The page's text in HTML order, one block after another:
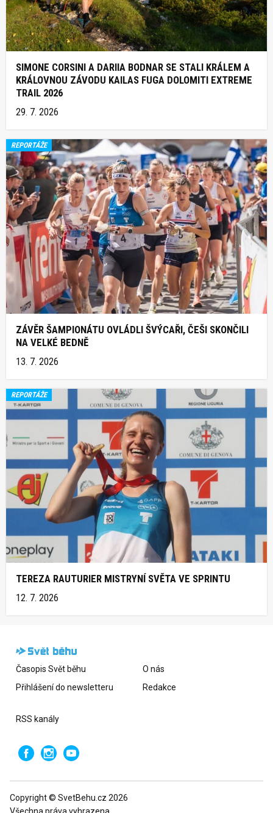
SIMONE CORSINI A DARIIA BODNAR SE STALI KRÁLEM A
KRÁLOVNOU ZÁVODU KAILAS FUGA DOLOMITI EXTREME
TRAIL 2026
29. 7. 2026
REPORTÁŽE
ZÁVĚR ŠAMPIONÁTU OVLÁDLI ŠVÝCAŘI, ČEŠI SKONČILI
NA VELKÉ BEDNĚ
13. 7. 2026
REPORTÁŽE
TEREZA RAUTURIER MISTRYNÍ SVĚTA VE SPRINTU
12. 7. 2026
Časopis Svět běhu
Přihlášení do newsletteru
O nás
Redakce
RSS kanály
Copyright © SvetBehu.cz 2026
Všechna práva vyhrazena